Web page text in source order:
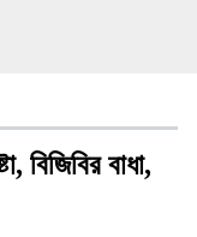
বিজিবির বাধা,